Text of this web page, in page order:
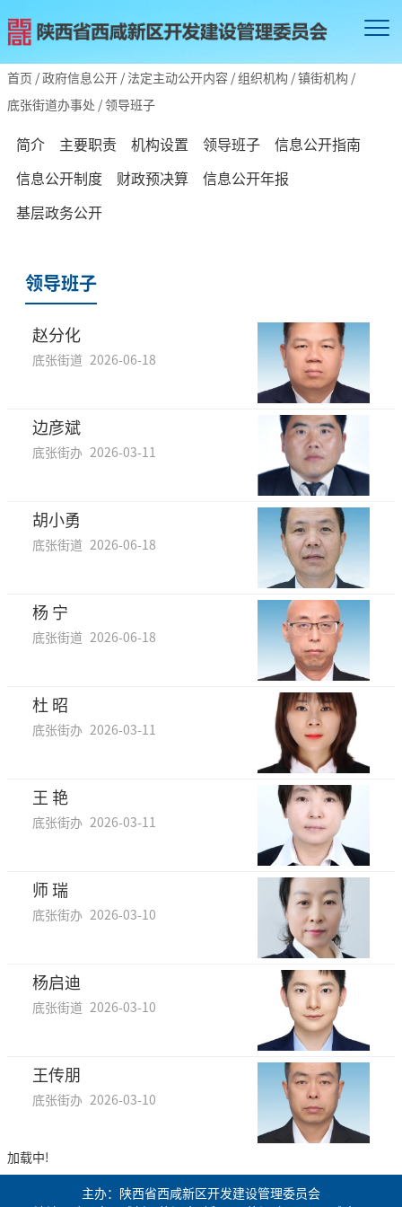
首页 /政府信息公开 / 法定主动公开内容 /组织机构 /镇街机构 /
底张街道办事处 /领导班子
简介 主要职责 机构设置 领导班子
信息公开指南
信息公开制度
财政预决算
信息公开年报
基层政务公开
领导班子
赵分化
底张街道 2026-06-18
边彦斌
底张街办 2026-03-11
胡小勇
底张街道 2026-06-18
杨 宁
底张街道 2026-06-18
杜 昭
底张街办 2026-03-11
王 艳
底张街办 2026-03-11
师 瑞
底张街办 2026-03-10
杨启迪
底张街道 2026-03-10
王传朋
底张街办 2026-03-10
加载中!
主办：陕西省西咸新区开发建设管理委员会